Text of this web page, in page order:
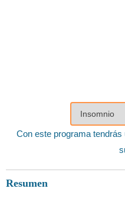
Con este programa
Resumen